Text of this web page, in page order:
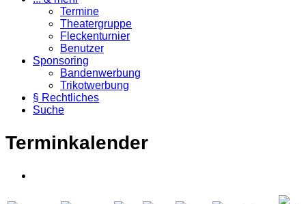
Termine
Theatergruppe
Fleckenturnier
Benutzer
Sponsoring
Bandenwerbung
Trikotwerbung
§ Rechtliches
Suche
Terminkalender